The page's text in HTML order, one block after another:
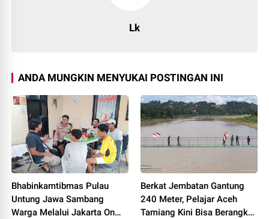
Lk
ANDA MUNGKIN MENYUKAI POSTINGAN INI
Bhabinkamtibmas Pulau
Untung Jawa Sambang
Warga Melalui Jakarta On
Berkat Jembatan Gantung
240 Meter, Pelajar Aceh
Tamiang Kini Bisa Berangkat